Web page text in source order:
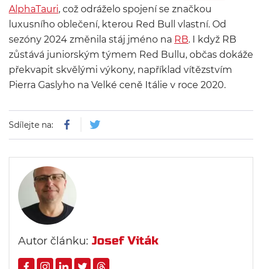
AlphaTauri, což odráželo spojení se značkou
luxusního oblečení, kterou Red Bull vlastní. Od
sezóny 2024 změnila stáj jméno na RB. I když RB
zůstává juniorským týmem Red Bullu, občas dokáže
překvapit skvělými výkony, například vítězstvím
Pierra Gaslyho na Velké ceně Itálie v roce 2020.
Sdílejte na:
Autor článku: Josef Viták